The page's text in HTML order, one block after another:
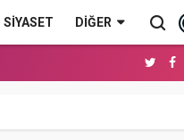
SİYASET DIĞER